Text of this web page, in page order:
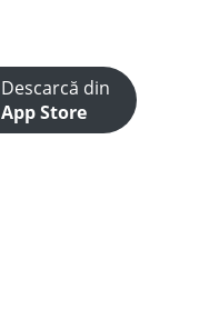
Descarcă din
App Store